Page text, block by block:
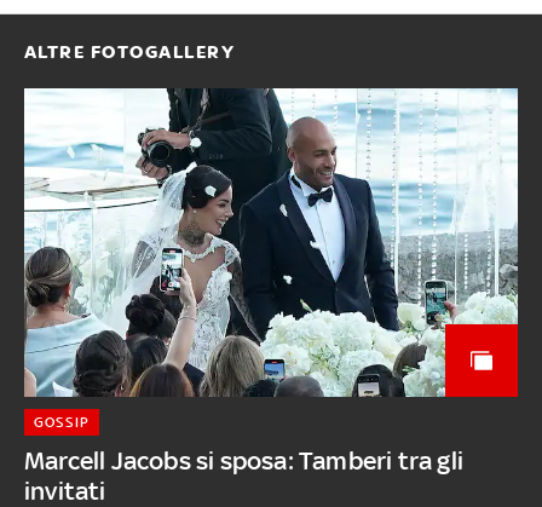
ALTRE FOTOGALLERY
Marcell Jacobs si sposa: Tamberi tra gli
invitati
GOSSIP